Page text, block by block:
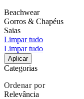
Beachwear
Gorros & Chapéus
Saias
Limpar tudo
Limpar tudo
Aplicar
Categorias
Ordenar por
Relevância